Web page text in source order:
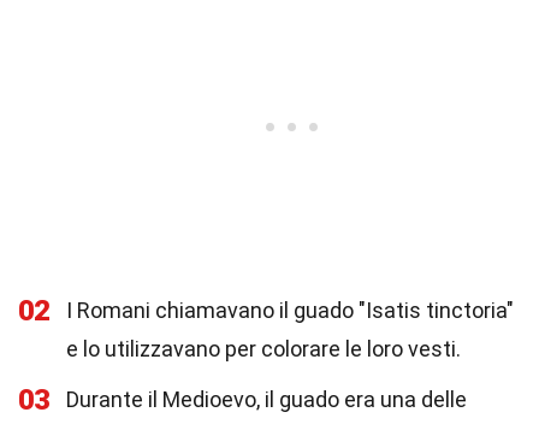
02
I Romani chiamavano il guado "Isatis tinctoria"
e lo utilizzavano per colorare le loro vesti.
03
Durante il Medioevo, il guado era una delle